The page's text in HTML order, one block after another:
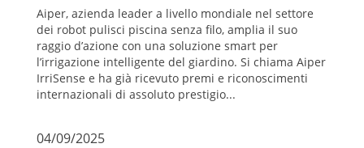
Aiper, azienda leader a livello mondiale nel settore
dei robot pulisci piscina senza filo, amplia il suo
raggio d’azione con una soluzione smart per
l’irrigazione intelligente del giardino. Si chiama Aiper
IrriSense e ha già ricevuto premi e riconoscimenti
internazionali di assoluto prestigio...
04/09/2025